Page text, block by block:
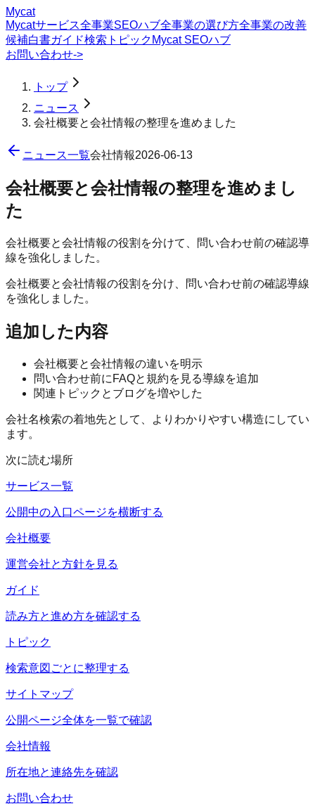
Mycat
Mycatサービス全事業SEOハブ全事業の選び方全事業の改善
候補白書ガイド検索トピック Mycat SEOハブ
お問い合わせ->
トップ
ニュース
会社概要と会社情報の整理を進めました
ニュース一覧会社情報2026-06-13
会社概要と会社情報の整理を進めまし
た
会社概要と会社情報の役割を分けて、問い合わせ前の確認導
線を強化しました。
会社概要と会社情報の役割を分け、問い合わせ前の確認導線
を強化しました。
追加した内容
会社概要と会社情報の違いを明示
問い合わせ前にFAQと規約を見る導線を追加
関連トピックとブログを増やした
会社名検索の着地先として、よりわかりやすい構造にしてい
ます。
次に読む場所
サービス一覧
公開中の入口ページを横断する
会社概要
運営会社と方針を見る
ガイド
読み方と進め方を確認する
トピック
検索意図ごとに整理する
サイトマップ
公開ページ全体を一覧で確認
会社情報
所在地と連絡先を確認
お問い合わせ